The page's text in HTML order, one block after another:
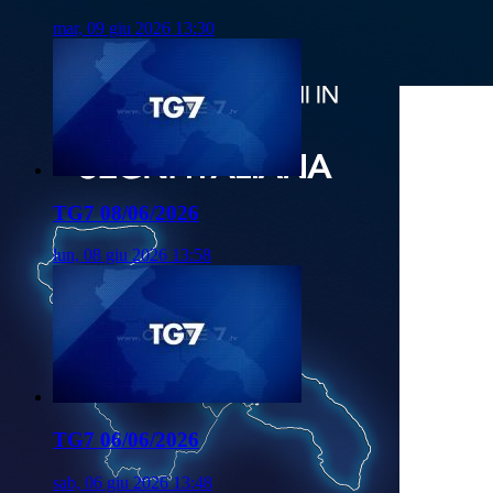
mar, 09 giu 2026 13:30
TG7 08/06/2026
lun, 08 giu 2026 13:58
TG7 06/06/2026
sab, 06 giu 2026 13:48